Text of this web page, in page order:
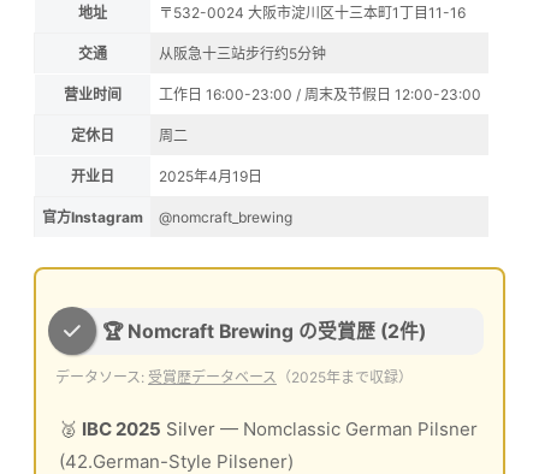
地址 〒532-0024 大阪市淀川区十三本町1丁目11-16
交通 从阪急十三站步行约5分钟
营业时间 工作日 16:00-23:00 / 周末及节假日 12:00-23:00
定休日 周二
开业日 2025年4月19日
官方Instagram @nomcraft_brewing
🏆 Nomcraft Brewing の受賞歴 (2件)
データソース: 受賞歴データベース （2025年まで収録）
🥈 IBC 2025 Silver — Nomclassic German Pilsner
(42.German-Style Pilsener)